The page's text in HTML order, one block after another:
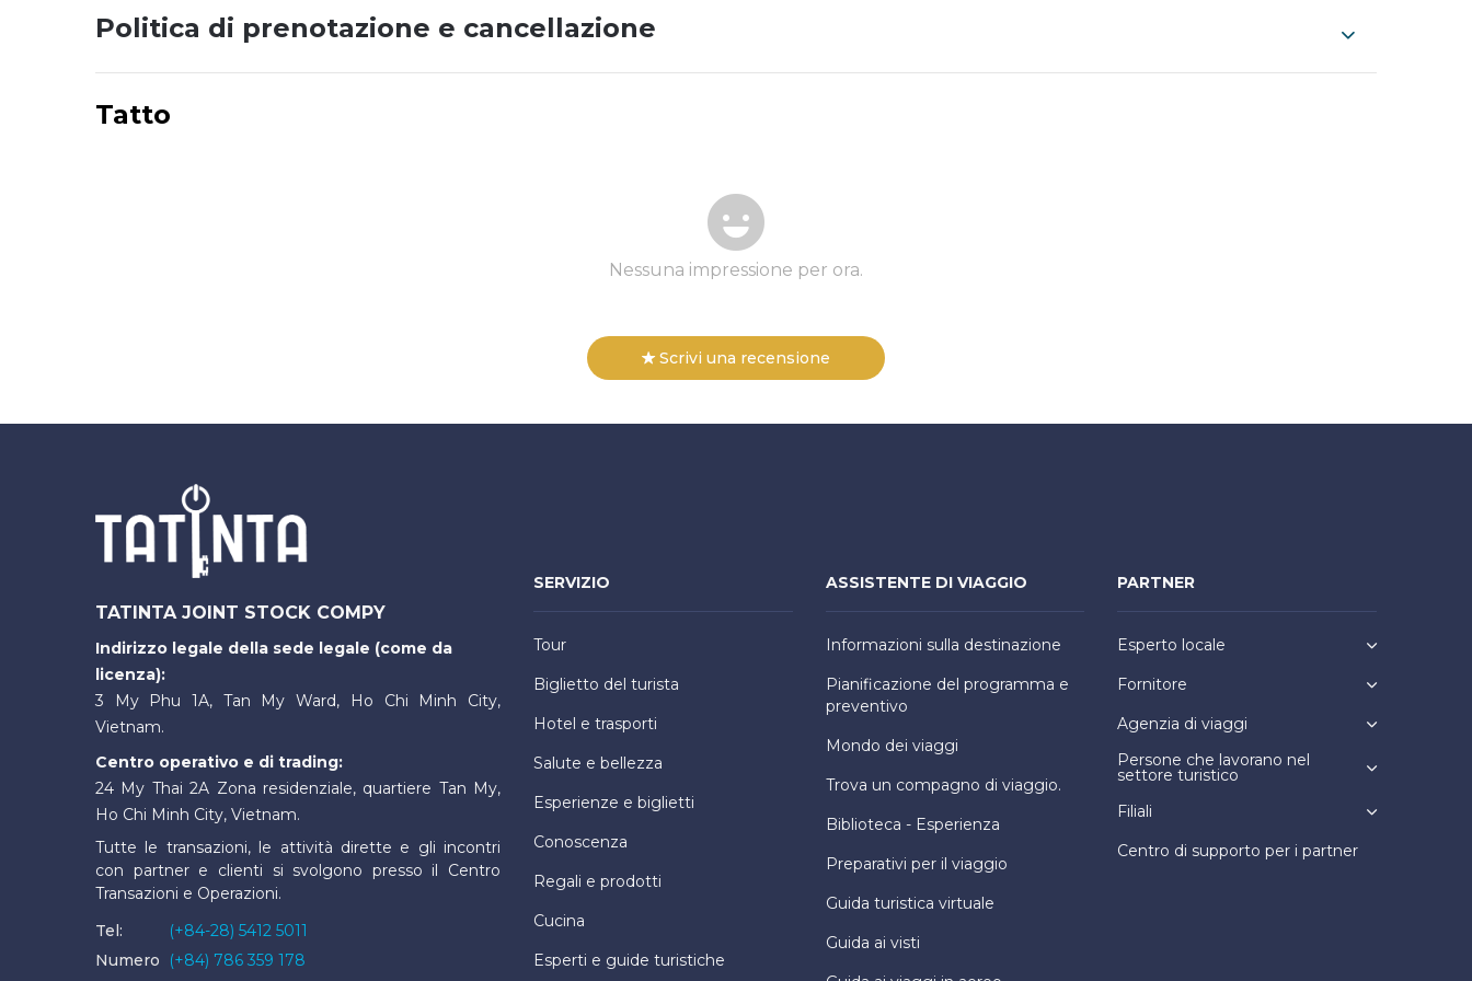
Politica di prenotazione e cancellazione
Tatto
Nessuna impressione per ora.
Scrivi una recensione
TATINTA JOINT STOCK COMPY
Indirizzo legale della sede legale (come da
licenza):
3 My Phu 1A, Tan My Ward, Ho Chi Minh City,
Vietnam.
Centro operativo e di trading:
24 My Thai 2A Zona residenziale, quartiere Tan My,
Ho Chi Minh City, Vietnam.
Tutte le transazioni, le attività dirette e gli incontri
con partner e clienti si svolgono presso il Centro
Transazioni e Operazioni.
Tel:
(+84-28) 5412 5011
Numero
(+84) 786 359 178
SERVIZIO
Tour
Biglietto del turista
Hotel e trasporti
Salute e bellezza
Esperienze e biglietti
Conoscenza
Regali e prodotti
Cucina
Esperti e guide turistiche
ASSISTENTE DI VIAGGIO
Informazioni sulla destinazione
Pianificazione del programma e
preventivo
Mondo dei viaggi
Trova un compagno di viaggio.
Biblioteca - Esperienza
Preparativi per il viaggio
Guida turistica virtuale
Guida ai visti
PARTNER
Esperto locale
Fornitore
Agenzia di viaggi
Persone che lavorano nel
settore turistico
Filiali
Centro di supporto per i partner